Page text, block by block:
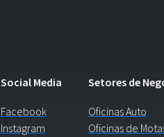
Social Media
Facebook
Instagram
Setores de
Oficinas Auto
Oficinas de